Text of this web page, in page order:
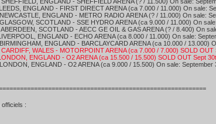
ENGLAND - FIRST DIRECT ARENA (ca 7.000 / 11.000) On sale:
ENGLAND - METRO RADIO ARENA (? / 11.000) On sale:
SCOTLAND - SSE HYDRO ARENA (ca 9.000 / 11.000) On
SCOTLAND - AECC GE OIL & GAS ARENA (? / 8.400) On
ENGLAND - ECHO ARENA (ca 8.000 / 11.000) On sale:
ENGLAND - BARCLAYCARD ARENA (ca 10.000 / 13.000)
WALES - MOTORPOINT ARENA (ca 7.000 / 7.000) SOLD
ENGLAND - O2 ARENA (ca 15.500 / 15.500) SOLD OUT Sept
ENGLAND - O2 ARENA (ca 9.000 / 15.500) On sale: September
: